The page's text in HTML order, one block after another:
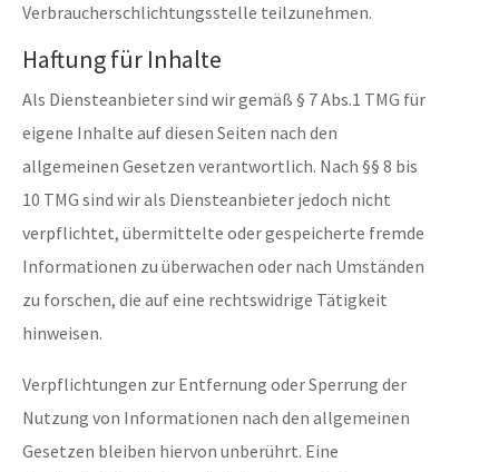
Verbraucherschlichtungsstelle teilzunehmen.
Haftung für Inhalte
Als Diensteanbieter sind wir gemäß § 7 Abs.1 TMG für
eigene Inhalte auf diesen Seiten nach den
allgemeinen Gesetzen verantwortlich. Nach §§ 8 bis
10 TMG sind wir als Diensteanbieter jedoch nicht
verpflichtet, übermittelte oder gespeicherte fremde
Informationen zu überwachen oder nach Umständen
zu forschen, die auf eine rechtswidrige Tätigkeit
hinweisen.
Verpflichtungen zur Entfernung oder Sperrung der
Nutzung von Informationen nach den allgemeinen
Gesetzen bleiben hiervon unberührt. Eine